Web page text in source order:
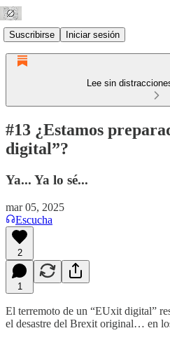
Suscribirse Iniciar sesión
Lee sin
#13 ¿Estamos
digital”?
Ya... Ya lo sé...
mar 05, 2025
Escucha
2
1
El terremoto de un “EUxit digital”
el desastre del Brexit original… en